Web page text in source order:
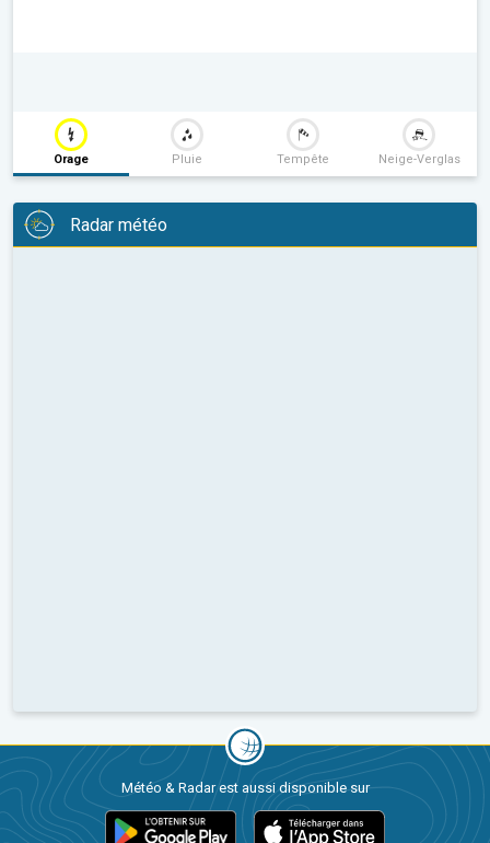
Orage Pluie Tempête Neige-Verglas
Radar météo
Météo & Radar est aussi disponible sur